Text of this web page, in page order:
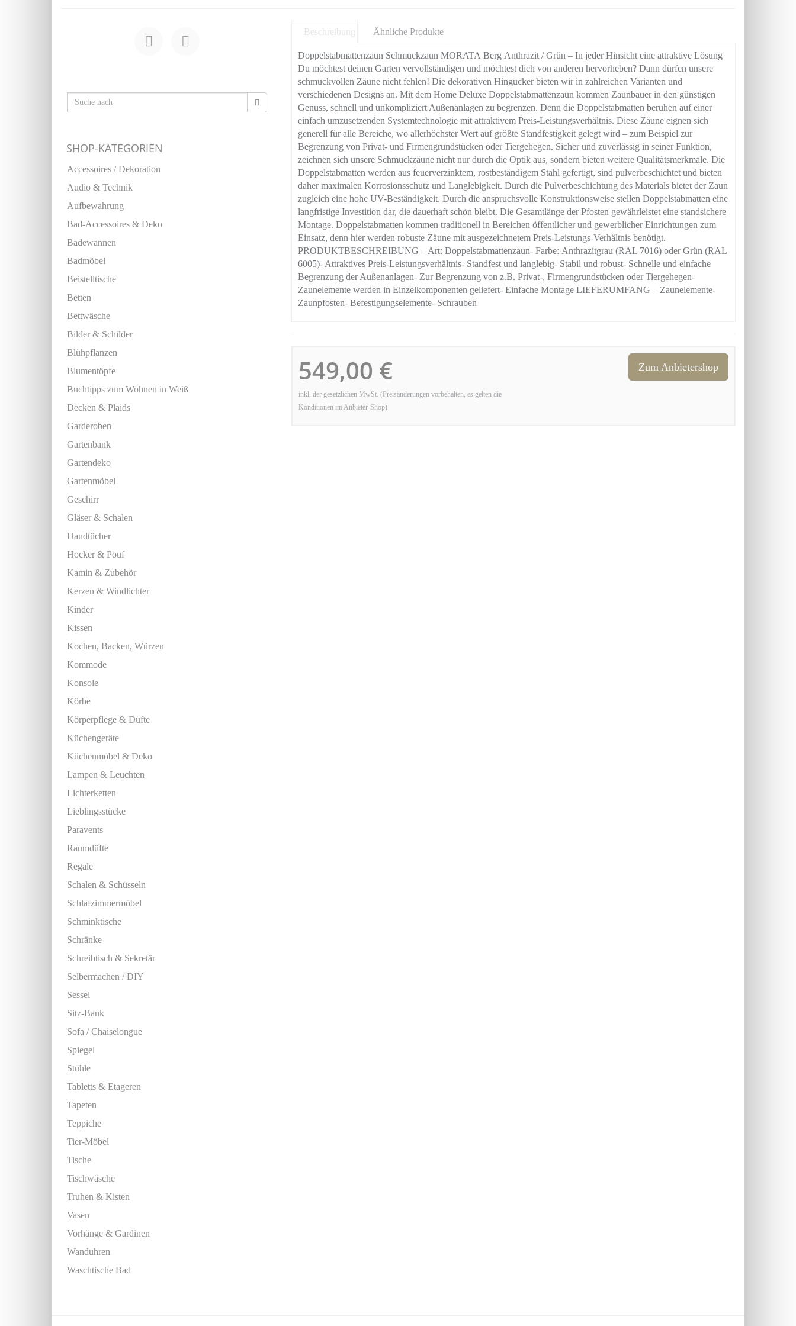
Beschreibung Ähnliche Produkte
Doppelstabmattenzaun Schmuckzaun MORATA Berg Anthrazit / Grün – In jeder Hinsicht eine attraktive Lösung
Du möchtest deinen Garten vervollständigen und möchtest dich von anderen hervorheben? Dann dürfen unsere
schmuckvollen Zäune nicht fehlen! Die dekorativen Hingucker bieten wir in zahlreichen Varianten und
verschiedenen Designs an. Mit dem Home Deluxe Doppelstabmattenzaun kommen Zaunbauer in den günstigen
Genuss, schnell und unkompliziert Außenanlagen zu begrenzen. Denn die Doppelstabmatten beruhen auf einer
einfach umzusetzenden Systemtechnologie mit attraktivem Preis-Leistungsverhältnis. Diese Zäune eignen sich
generell für alle Bereiche, wo allerhöchster Wert auf größte Standfestigkeit gelegt wird – zum Beispiel zur
Begrenzung von Privat- und Firmengrundstücken oder Tiergehegen. Sicher und zuverlässig in seiner Funktion,
zeichnen sich unsere Schmuckzäune nicht nur durch die Optik aus, sondern bieten weitere Qualitätsmerkmale. Die
Doppelstabmatten werden aus feuerverzinktem, rostbeständigem Stahl gefertigt, sind pulverbeschichtet und bieten
daher maximalen Korrosionsschutz und Langlebigkeit. Durch die Pulverbeschichtung des Materials bietet der Zaun
zugleich eine hohe UV-Beständigkeit. Durch die anspruchsvolle Konstruktionsweise stellen Doppelstabmatten eine
langfristige Investition dar, die dauerhaft schön bleibt. Die Gesamtlänge der Pfosten gewährleistet eine standsichere
Montage. Doppelstabmatten kommen traditionell in Bereichen öffentlicher und gewerblicher Einrichtungen zum
Einsatz, denn hier werden robuste Zäune mit ausgezeichnetem Preis-Leistungs-Verhältnis benötigt.
PRODUKTBESCHREIBUNG – Art: Doppelstabmattenzaun- Farbe: Anthrazitgrau (RAL 7016) oder Grün (RAL
6005)- Attraktives Preis-Leistungsverhältnis- Standfest und langlebig- Stabil und robust- Schnelle und einfache
Begrenzung der Außenanlagen- Zur Begrenzung von z.B. Privat-, Firmengrundstücken oder Tiergehegen-
Zaunelemente werden in Einzelkomponenten geliefert- Einfache Montage LIEFERUMFANG – Zaunelemente-
Zaunpfosten- Befestigungselemente- Schrauben
549,00 €
inkl. der gesetzlichen MwSt. (Preisänderungen vorbehalten, es gelten die
Konditionen im Anbieter-Shop)
Zum Anbietershop
SHOP-KATEGORIEN
Accessoires / Dekoration
Audio & Technik
Aufbewahrung
Bad-Accessoires & Deko
Badewannen
Badmöbel
Beistelltische
Betten
Bettwäsche
Bilder & Schilder
Blühpflanzen
Blumentöpfe
Buchtipps zum Wohnen in Weiß
Decken & Plaids
Garderoben
Gartenbank
Gartendeko
Gartenmöbel
Geschirr
Gläser & Schalen
Handtücher
Hocker & Pouf
Kamin & Zubehör
Kerzen & Windlichter
Kinder
Kissen
Kochen, Backen, Würzen
Kommode
Konsole
Körbe
Körperpflege & Düfte
Küchengeräte
Küchenmöbel & Deko
Lampen & Leuchten
Lichterketten
Lieblingsstücke
Paravents
Raumdüfte
Regale
Schalen & Schüsseln
Schlafzimmermöbel
Schminktische
Schränke
Schreibtisch & Sekretär
Selbermachen / DIY
Sessel
Sitz-Bank
Sofa / Chaiselongue
Spiegel
Stühle
Tabletts & Etageren
Tapeten
Teppiche
Tier-Möbel
Tische
Tischwäsche
Truhen & Kisten
Vasen
Vorhänge & Gardinen
Wanduhren
Waschtische Bad